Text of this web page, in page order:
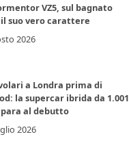
VZ5, sul bagnato
suo vero carattere
2026
a Londra prima di
la supercar ibrida da 1.001
al debutto
2026